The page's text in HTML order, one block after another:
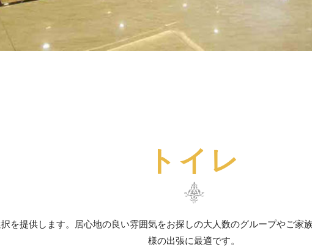
トイレ
を提供します。居心地の良い雰囲気をお探しの大人数のグループやご家
様の出張に最適です。